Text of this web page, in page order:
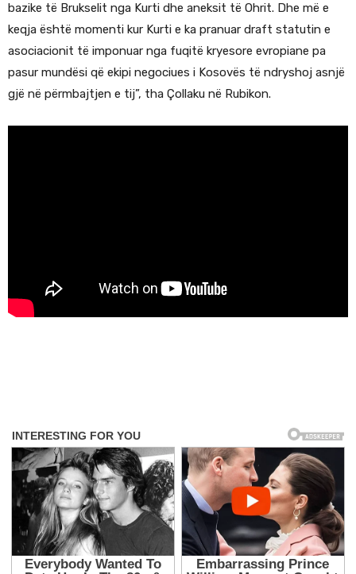
bazike të Brukselit nga Kurti dhe aneksit të Ohrit. Dhe më e
keqja është momenti kur Kurti e ka pranuar draft statutin e
asociacionit të imponuar nga fuqitë kryesore evropiane pa
pasur mundësi që ekipi negociues i Kosovës të ndryshoj asnjë
gjë në përmbajtjen e tij”, tha Çollaku në Rubikon.